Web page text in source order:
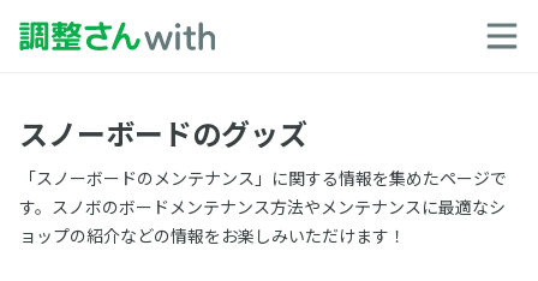
スノーボードのグッズ
「スノーボードのメンテナンス」に関する情報を集めたページで
す。スノボのボードメンテナンス方法やメンテナンスに最適なシ
ョップの紹介などの情報をお楽しみいただけます！